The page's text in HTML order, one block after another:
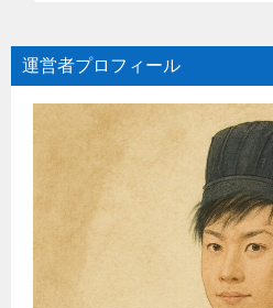
運営者プロフィール